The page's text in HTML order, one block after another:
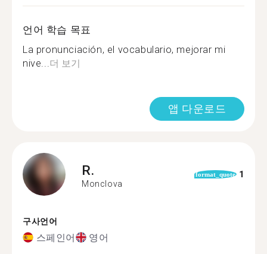
언어 학습 목표
La pronunciación, el vocabulario, mejorar mi
nive...더 보기
앱 다운로드
R.
Monclova
format_quote 1
구사언어
스페인어 영어